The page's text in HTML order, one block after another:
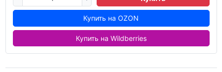
Купить на OZON
Купить на Wildberries